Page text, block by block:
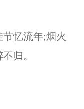
忆流年;烟火
归。